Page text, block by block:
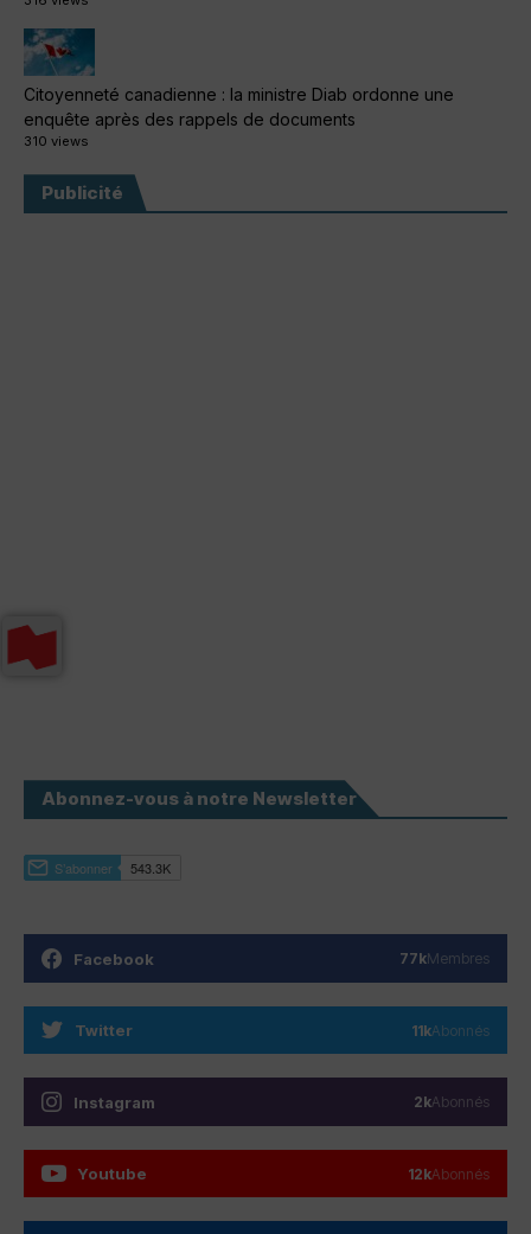
Citoyenneté canadienne : la ministre Diab ordonne une
enquête après des rappels de documents
310 views
Publicité
Abonnez-vous à notre Newsletter
Facebook 77kMembres
Twitter 11kAbonnés
Instagram 2kAbonnés
Youtube 12kAbonnés